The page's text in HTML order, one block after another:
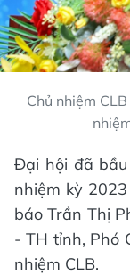
Chủ nhiệm
Đại hội đã
nhiệm kỳ
báo Trần Thị
- TH tỉnh, Phó
nhiệm CLB.